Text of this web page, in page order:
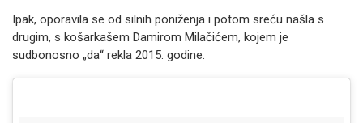
Ipak, oporavila se od silnih poniženja i potom sreću našla s
drugim, s košarkašem Damirom Milačićem, kojem je
sudbonosno „da“ rekla 2015. godine.